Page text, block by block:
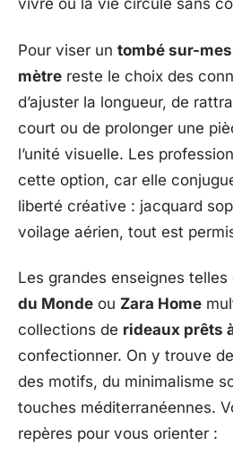
vivre où la vie circule sans
Pour viser un tombé sur-
mètre reste le choix des
d’ajuster la longueur, de
court ou de prolonger une
l’unité visuelle. Les
cette option, car elle
liberté créative : jacquard
voilage aérien, tout est
Les grandes enseignes telles
du Monde ou Zara Home
collections de rideaux prêts
confectionner. On y trouve
des motifs, du minimalisme
touches méditerranéennes.
repères pour vous orienter :